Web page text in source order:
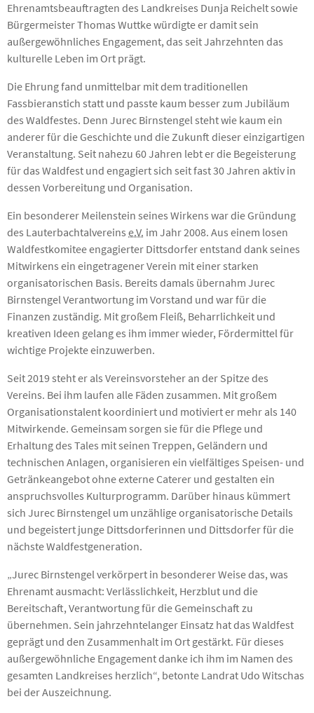
Ehrenamtsbeauftragten des Landkreises Dunja Reichelt sowie
Bürgermeister Thomas Wuttke würdigte er damit sein
außergewöhnliches Engagement, das seit Jahrzehnten das
kulturelle Leben im Ort prägt.
Die Ehrung fand unmittelbar mit dem traditionellen
Fassbieranstich statt und passte kaum besser zum Jubiläum
des Waldfestes. Denn Jurec Birnstengel steht wie kaum ein
anderer für die Geschichte und die Zukunft dieser einzigartigen
Veranstaltung. Seit nahezu 60 Jahren lebt er die Begeisterung
für das Waldfest und engagiert sich seit fast 30 Jahren aktiv in
dessen Vorbereitung und Organisation.
Ein besonderer Meilenstein seines Wirkens war die Gründung
des Lauterbachtalvereins e.V. im Jahr 2008. Aus einem losen
Waldfestkomitee engagierter Dittsdorfer entstand dank seines
Mitwirkens ein eingetragener Verein mit einer starken
organisatorischen Basis. Bereits damals übernahm Jurec
Birnstengel Verantwortung im Vorstand und war für die
Finanzen zuständig. Mit großem Fleiß, Beharrlichkeit und
kreativen Ideen gelang es ihm immer wieder, Fördermittel für
wichtige Projekte einzuwerben.
Seit 2019 steht er als Vereinsvorsteher an der Spitze des
Vereins. Bei ihm laufen alle Fäden zusammen. Mit großem
Organisationstalent koordiniert und motiviert er mehr als 140
Mitwirkende. Gemeinsam sorgen sie für die Pflege und
Erhaltung des Tales mit seinen Treppen, Geländern und
technischen Anlagen, organisieren ein vielfältiges Speisen- und
Getränkeangebot ohne externe Caterer und gestalten ein
anspruchsvolles Kulturprogramm. Darüber hinaus kümmert
sich Jurec Birnstengel um unzählige organisatorische Details
und begeistert junge Dittsdorferinnen und Dittsdorfer für die
nächste Waldfestgeneration.
„Jurec Birnstengel verkörpert in besonderer Weise das, was
Ehrenamt ausmacht: Verlässlichkeit, Herzblut und die
Bereitschaft, Verantwortung für die Gemeinschaft zu
übernehmen. Sein jahrzehntelanger Einsatz hat das Waldfest
geprägt und den Zusammenhalt im Ort gestärkt. Für dieses
außergewöhnliche Engagement danke ich ihm im Namen des
gesamten Landkreises herzlich“, betonte Landrat Udo Witschas
bei der Auszeichnung.